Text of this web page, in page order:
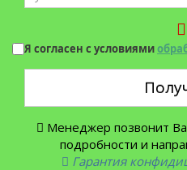
Я согласен с условиями
Менеджер позвонит
подробности и
Гарантия